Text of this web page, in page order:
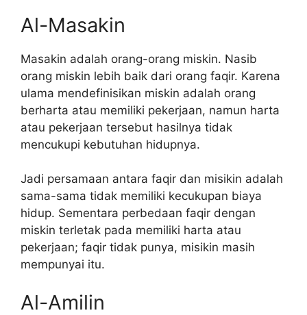
Al-Masakin
Masakin adalah orang-orang miskin. Nasib
orang miskin lebih baik dari orang faqir. Karena
ulama mendefinisikan miskin adalah orang
berharta atau memiliki pekerjaan, namun harta
atau pekerjaan tersebut hasilnya tidak
mencukupi kebutuhan hidupnya.
Jadi persamaan antara faqir dan misikin adalah
sama-sama tidak memiliki kecukupan biaya
hidup. Sementara perbedaan faqir dengan
miskin terletak pada memiliki harta atau
pekerjaan; faqir tidak punya, misikin masih
mempunyai itu.
Al-Amilin